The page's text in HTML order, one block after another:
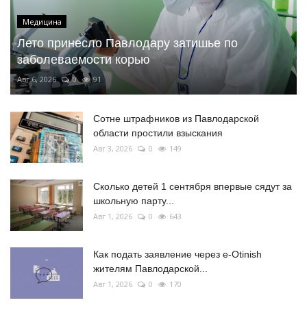
Медицина
Лето принесло Павлодару затишье по
заболеваемости корью
Авг 6, 2026 0 91
Сотне штрафников из Павлодарской
области простили взыскания
Авг 3, 2026 0 149
Сколько детей 1 сентября впервые сядут за
школьную парту...
Авг 1, 2026 0 643
Как подать заявление через e-Otinish
жителям Павлодарской...
Авг 1, 2026 0 170